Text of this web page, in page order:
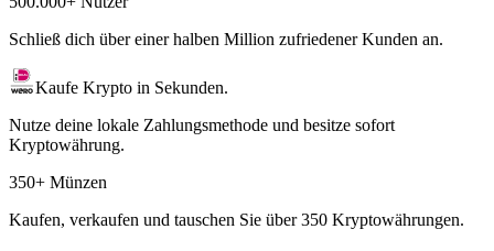
Schließ dich über einer halben Million zufriedener Kunden an.
Kaufe Krypto in Sekunden.
Nutze deine lokale Zahlungsmethode und besitze sofort
Kryptowährung.
350+ Münzen
Kaufen, verkaufen und tauschen Sie über 350 Kryptowährungen.